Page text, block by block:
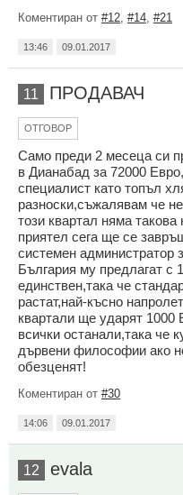
Коментиран от #12 #14 #21
13:46 09.01.2017
11 ПРОДАВАЧ
ОТГОВОР
Само преди 2 месеца си
в Дианабад за 72000
специалист като топъл
разноски,съжалявам че
този квартал няма
приятел сега ще се
системен администратор
България му предлагат с
единствен,така че
растат,най-късно
квартали ще ударят 1000
всички останали,така че
дървени философии ако
обезценят!
Коментиран от #30
14:06 09.01.2017
12 evala